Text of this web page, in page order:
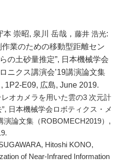
崇昭, 泉川 岳哉， 藤井 浩光:
業のための移動型距離セン
の土砂量推定”, 日本機械学会
ニクス講演会’19講演論文集
1P2-E09, 広島, June 2019.
オカメラを用いた雲の3 次元計
日本機械学会ロボティクス・メ
演論文集（ROBOMECH2019）,
Hitoshi KONO,
of Near-Infrared Information